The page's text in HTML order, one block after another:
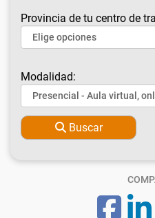
Provincia de tu centro de
Modalidad:
Buscar